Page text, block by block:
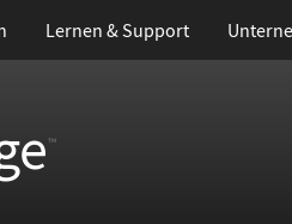
Lernen & Support
™